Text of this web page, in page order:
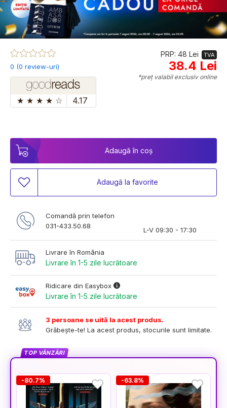
0 (0 review-uri)
★ ★ ★ ★ ☆ 4.17
PRP: 48 Lei TVA
38.4 Lei
*preț valabil exclusiv online
Adaugă în coș
Adaugă la favorite
Comandă prin telefon
031-433.50.68
L-V 09:30 - 17:30
Livrare în România
Livrare în 1-5 zile lucrătoare
Ridicare din Easybox
Livrare în 1-5 zile lucrătoare
3 persoane se uită la acest produs.
Grăbește-te! La acest produs, stocurile sunt limitate.
TOP VÂNZĂRI
-80.7% -63.8%